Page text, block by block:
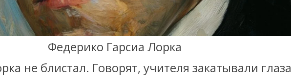
Федерико Гарсиа Лорка
не блистал. Говорят, учителя закатывали глаза